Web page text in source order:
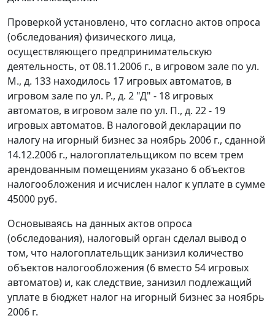
Проверкой установлено, что согласно актов опроса
(обследования) физического лица,
осуществляющего предпринимательскую
деятельность, от 08.11.2006 г., в игровом зале по ул.
М., д. 133 находилось 17 игровых автоматов, в
игровом зале по ул. Р., д. 2 "Д" - 18 игровых
автоматов, в игровом зале по ул. П., д. 22 - 19
игровых автоматов. В налоговой декларации по
налогу на игорный бизнес за ноябрь 2006 г., сданной
14.12.2006 г., налогоплательщиком по всем трем
арендованным помещениям указано 6 объектов
налогообложения и исчислен налог к уплате в сумме
45000 руб.
Основываясь на данных актов опроса
(обследования), налоговый орган сделал вывод о
том, что налогоплательщик занизил количество
объектов налогообложения (6 вместо 54 игровых
автоматов) и, как следствие, занизил подлежащий
уплате в бюджет налог на игорный бизнес за ноябрь
2006 г.